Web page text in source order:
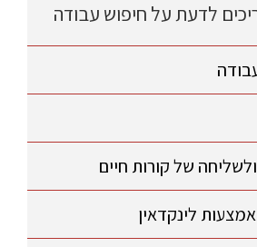
לדעת על חיפוש עבודה
של קורות חיים
לינקדאין